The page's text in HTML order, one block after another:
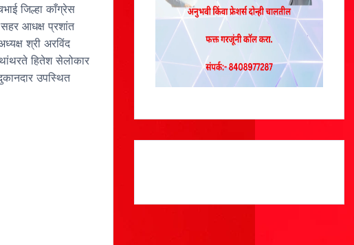
जिल्हा काँग्रेस
सहर आधक्ष प्रशांत
श्री अरविंद
हितेश सेलोकार
उपस्थित